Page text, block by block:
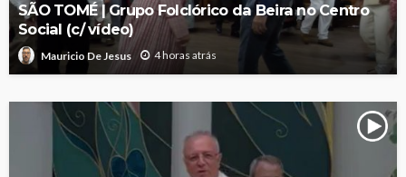
SÃO TOMÉ | Grupo Folclórico da Beira no Centro
Social (c/ vídeo)
Mauricio De Jesus 4 horas atrás